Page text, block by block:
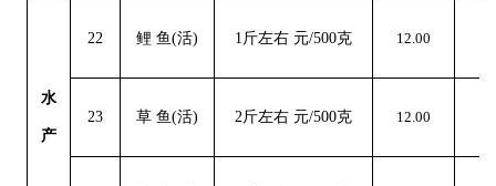
水
产
22 鲤 鱼(活) 1斤左右 元/500克 12.00
23 草 鱼(活) 2斤左右 元/500克 12.00